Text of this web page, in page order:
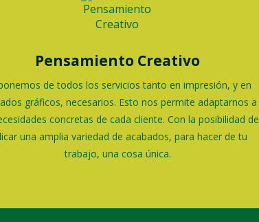
Pensamiento Creativo
de todos los servicios tanto en impresión, y en
gráficos, necesarios. Esto nos permite adaptarnos a
concretas de cada cliente. Con la posibilidad de
una amplia variedad de acabados, para hacer de tu
trabajo, una cosa única.